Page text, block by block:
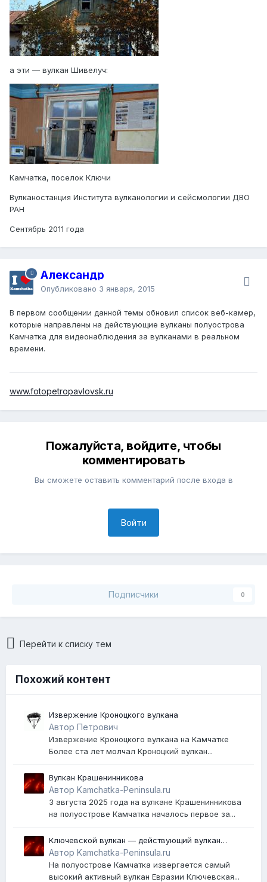
а эти — вулкан Шивелуч:
Камчатка, поселок Ключи
Вулканостанция Института вулканологии и сейсмологии ДВО
РАН
Сентябрь 2011 года
Александр
Опубликовано 3 января, 2015
В первом сообщении данной темы обновил список веб-камер,
которые направлены на действующие вулканы полуострова
Камчатка для видеонаблюдения за вулканами в реальном
времени.
www.fotopetropavlovsk.ru
Пожалуйста, войдите, чтобы
комментировать
Вы сможете оставить комментарий после входа в
Войти
Подписчики 0
Перейти к списку тем
Похожий контент
Извержение Кроноцкого вулкана
Автор Петрович
Извержение Кроноцкого вулкана на Камчатке
Более ста лет молчал Кроноцкий вулкан...
Вулкан Крашенинникова
Автор Kamchatka-Peninsula.ru
3 августа 2025 года на вулкане Крашенинникова
на полуострове Камчатка началось первое за...
Ключевской вулкан — действующий вулкан
Камчатки
Автор Kamchatka-Peninsula.ru
На полуострове Камчатка извергается самый
высокий активный вулкан Евразии Ключевская...